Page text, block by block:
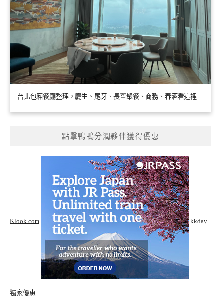
台北包廂餐廳整理，慶生、尾牙、長輩聚餐、商務、春酒看這裡
點擊鴨鴨分潤夥伴獲得優惠
Klook.com kkday
獨家優惠